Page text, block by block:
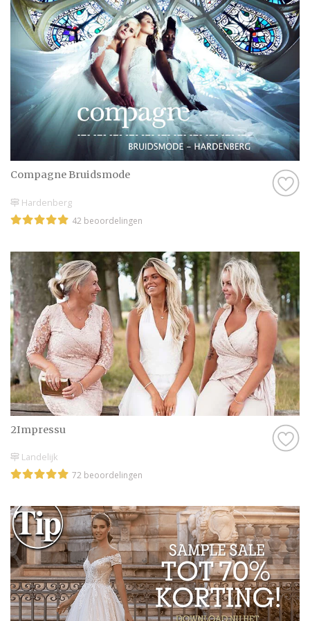
‘m. De perfecte jurk staat niet alleen
prachtig, hij zit ook nog eens lekker en haalt
het beste in jezelf naar boven.
Compagne Bruidsmode
Hardenberg
42 beoordelingen
2Impressu
Landelijk
72 beoordelingen